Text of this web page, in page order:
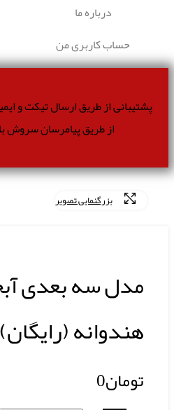
درباره ما
حساب کاربری من
پشتیبانی از طریق ارسال تیکت و
از طریق پیامرسان سروش
بزرگنمایی تصویر
مدل سه بعدی
هندوانه (رایگان)
تومان0